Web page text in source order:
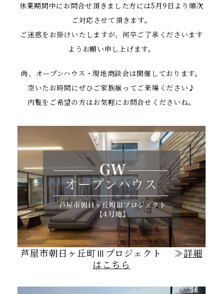
休業期間中にお問合せ頂きました方には5月9日より順次
ご対応させて頂きます。
ご迷惑をお掛けいたしますが、何卒ご了承くださいます
ようお願い申し上げます。
尚、オープンハウス・現地商談会は開催しております。
空いたお時間にぜひご家族揃ってご来場ください♪
内覧をご希望の方はお気軽にお問合せくださいね。
芦屋市朝日ヶ丘町Ⅲプロジェクト ≫詳細
はこちら